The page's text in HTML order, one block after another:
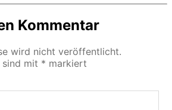
Kommentar
wird nicht veröffentlicht.
mit * markiert